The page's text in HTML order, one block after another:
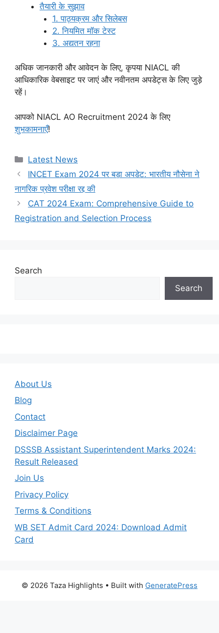
तैयारी के सुझाव
1. पाठ्यक्रम और सिलेबस
2. नियमित मॉक टेस्ट
3. अद्यतन रहना
अधिक जानकारी और आवेदन के लिए, कृपया NIACL की
आधिकारिक वेबसाइट पर जाएं और नवीनतम अपडेट्स के लिए जुड़े
रहें।
आपको NIACL AO Recruitment 2024 के लिए
शुभकामनाएँ!
Categories
Latest News
INCET Exam 2024 पर बड़ा अपडेट: भारतीय नौसेना ने
नागरिक प्रवेश परीक्षा रद्द की
CAT 2024 Exam: Comprehensive Guide to
Registration and Selection Process
Search
Search
About Us
Blog
Contact
Disclaimer Page
DSSSB Assistant Superintendent Marks 2024:
Result Released
Join Us
Privacy Policy
Terms & Conditions
WB SET Admit Card 2024: Download Admit
Card
© 2026 Taza Highlights • Built with GeneratePress